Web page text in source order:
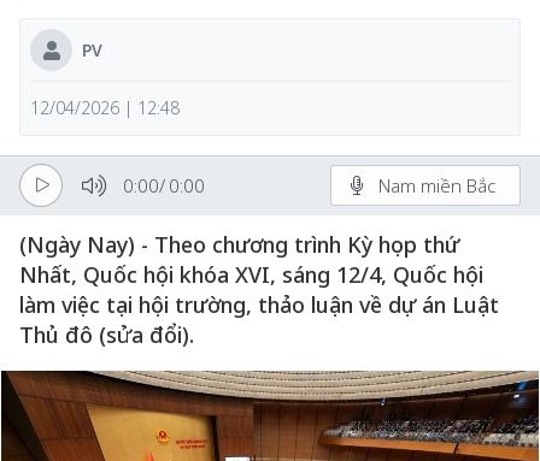
PV
12/04/2026 | 12:48
0:00/ 0:00 Nam miền Bắc
(Ngày Nay) - Theo chương trình Kỳ họp thứ
Nhất, Quốc hội khóa XVI, sáng 12/4, Quốc hội
làm việc tại hội trường, thảo luận về dự án Luật
Thủ đô (sửa đổi).